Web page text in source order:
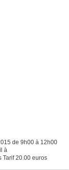
de 9h00 à 12h00
à
Tarif 20.00 euros